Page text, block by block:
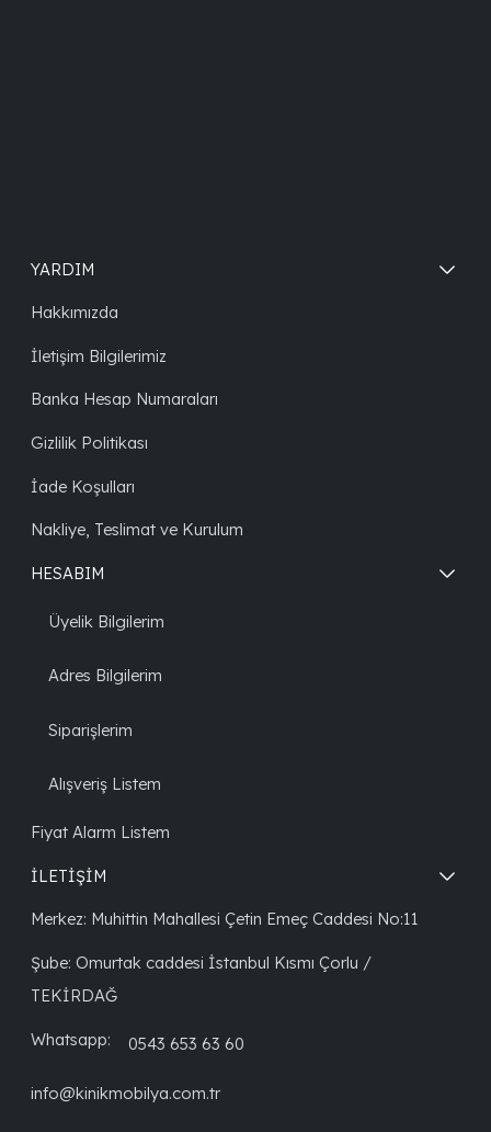
YARDIM
Hakkımızda
İletişim Bilgilerimiz
Banka Hesap Numaraları
Gizlilik Politikası
İade Koşulları
Nakliye, Teslimat ve Kurulum
HESABIM
Üyelik Bilgilerim
Adres Bilgilerim
Siparişlerim
Alışveriş Listem
Fiyat Alarm Listem
İLETİŞİM
Merkez: Muhittin Mahallesi Çetin Emeç Caddesi No:11
Şube: Omurtak caddesi İstanbul Kısmı Çorlu /
TEKİRDAĞ
Whatsapp: 0543 653 63 60
info@kinikmobilya.com.tr